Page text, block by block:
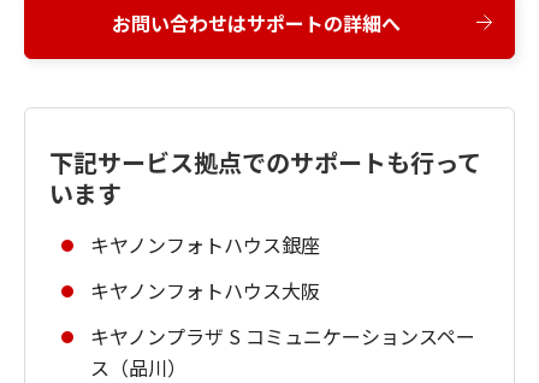
お問い合わせはサポートの詳細へ
下記サービス拠点でのサポートも行って
います
キヤノンフォトハウス銀座
キヤノンフォトハウス大阪
キヤノンプラザ S コミュニケーションスペー
ス（品川）